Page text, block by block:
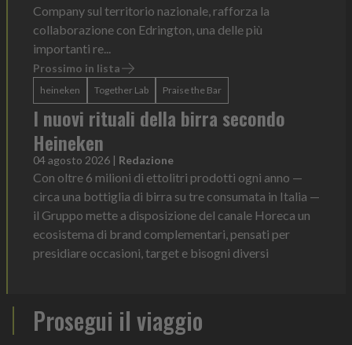
Company sul territorio nazionale, rafforza la
collaborazione con Edrington, una delle più
importanti re...
Prossimo in lista
heineken Together Lab Praise the Bar
I nuovi rituali della birra secondo
Heineken
04 agosto 2026 | Redazione
Con oltre 6 milioni di ettolitri prodotti ogni anno —
circa una bottiglia di birra su tre consumata in Italia —
il Gruppo mette a disposizione del canale Horeca un
ecosistema di brand complementari, pensati per
presidiare occasioni, target e bisogni diversi
Prosegui il viaggio